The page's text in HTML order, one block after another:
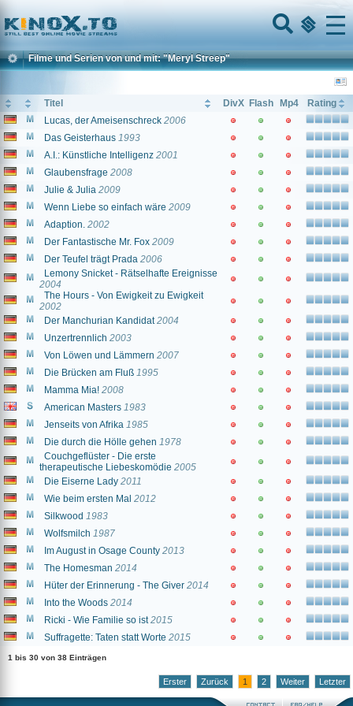
Home
Menu
Filme und Serien von und mit: "Meryl Streep"
Titel DivX Flash Mp4
Rating
Lucas, der Ameisenschreck 2006
Das Geisterhaus 1993
A.I.: Künstliche Intelligenz 2001
Glaubensfrage 2008
Julie & Julia 2009
Wenn Liebe so einfach wäre 2009
Adaption. 2002
Der Fantastische Mr. Fox 2009
Der Teufel trägt Prada 2006
Lemony Snicket - Rätselhafte Ereignisse
2004
The Hours - Von Ewigkeit zu Ewigkeit
2002
Der Manchurian Kandidat 2004
Unzertrennlich 2003
Von Löwen und Lämmern 2007
Die Brücken am Fluß 1995
Mamma Mia! 2008
American Masters 1983
Jenseits von Afrika 1985
Die durch die Hölle gehen 1978
Couchgeflüster - Die erste
therapeutische Liebeskomödie 2005
Die Eiserne Lady 2011
Wie beim ersten Mal 2012
Silkwood 1983
Wolfsmilch 1987
Im August in Osage County 2013
The Homesman 2014
Hüter der Erinnerung - The Giver 2014
Into the Woods 2014
Ricki - Wie Familie so ist 2015
Suffragette: Taten statt Worte 2015
1 bis 30 von 38 Einträgen
Erster Zurück 1 2 Weiter Letzter